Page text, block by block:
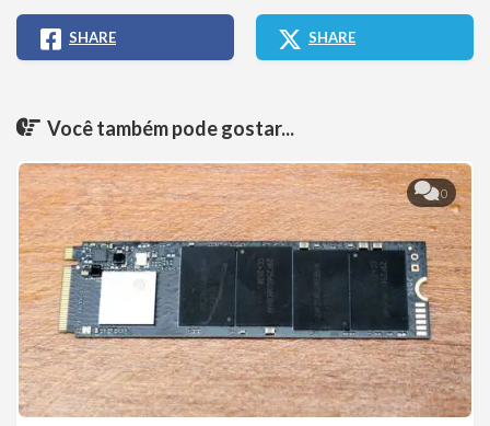
SHARE SHARE
Você também pode gostar...
0